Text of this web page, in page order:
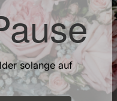
solange auf